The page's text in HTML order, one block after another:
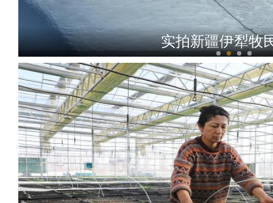
实拍新疆伊犁牧